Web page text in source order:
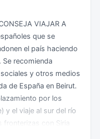
VIAJAR A
que se
el país haciendo
recomienda
y otros medios
de España en Beirut.
por los
y el viaje al sur del río
fronterizas con Siria
Recuerde también